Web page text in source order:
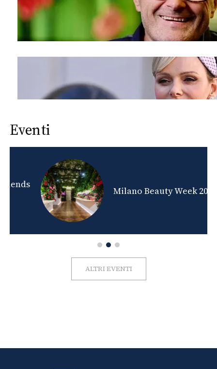
Eventi
Milano Beauty Week 2026
ALTRI EVENTI